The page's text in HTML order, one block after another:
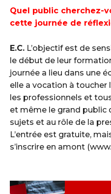
Quel public cherchez-
cette journée de
E.C. L’objectif est de
le début de leur
journée a lieu dans une
elle a vocation à toucher
les professionnels et
et même le grand public
sujets et au rôle de la
L’entrée est gratuite,
s’inscrire en amont